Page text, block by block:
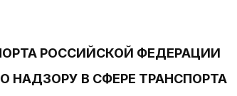
РОССИЙСКОЙ ФЕДЕРАЦИИ
НАДЗОРУ В СФЕРЕ ТРАНСПОРТА